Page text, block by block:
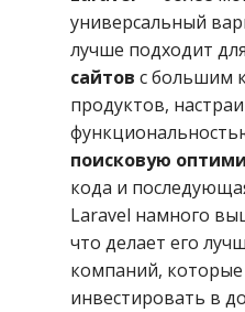
универсальный
лучше подходит для
сайтов с большим
продуктов,
поисковую
кода и
Laravel намного
что делает его
компаний, которые
инвестировать в